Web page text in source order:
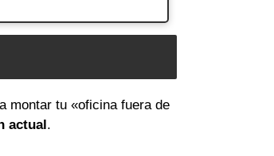
montar tu «oficina fuera de
actual.